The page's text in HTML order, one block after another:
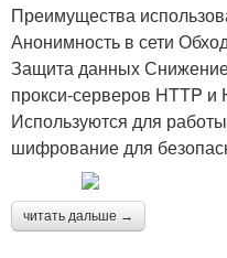
Преимущества
Анонимность в сети
Защита данных
прокси-серверов HTTP и
Используются для
шифрование для
читать дальше →